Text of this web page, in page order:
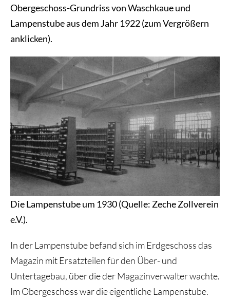
Obergeschoss-Grundriss von Waschkaue und
Lampenstube aus dem Jahr 1922 (zum Vergrößern
anklicken).
Die Lampenstube um 1930 (Quelle: Zeche Zollverein
e.V.).
In der Lampenstube befand sich im Erdgeschoss das
Magazin mit Ersatzteilen für den Über- und
Untertagebau, über die der Magazinverwalter wachte.
Im Obergeschoss war die eigentliche Lampenstube.